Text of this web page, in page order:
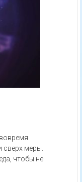
сверх меры.
чтобы не